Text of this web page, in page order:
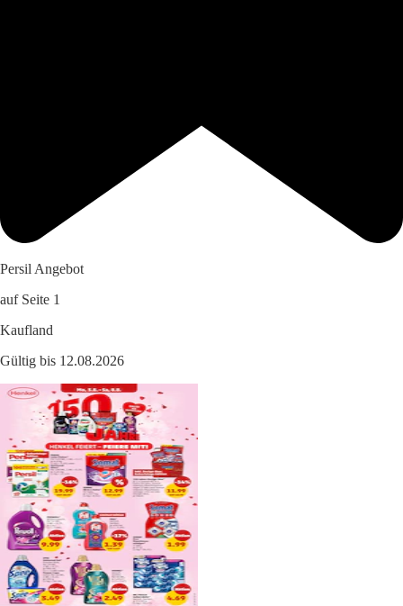
Persil Angebot
auf Seite 1
Kaufland
Gültig bis 12.08.2026